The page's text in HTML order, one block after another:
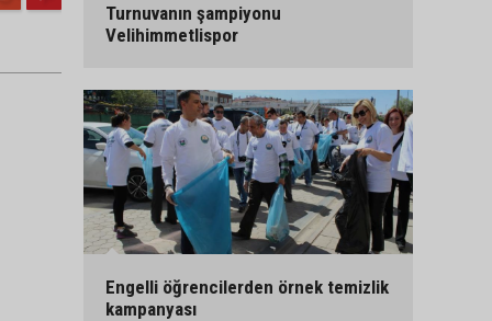
Turnuvanın şampiyonu
Velihimmetlispor
Engelli öğrencilerden örnek temizlik
kampanyası